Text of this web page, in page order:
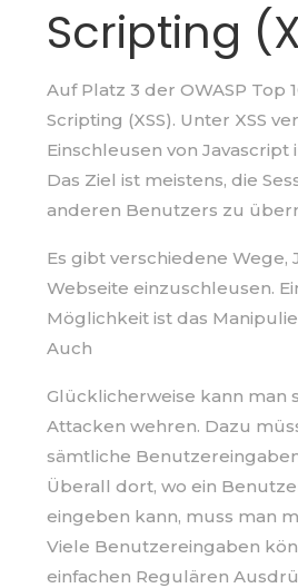
Scripting
Auf Platz 3 der OWASP Top
Scripting (XSS). Unter XSS
Einschleusen von Javascript
Das Ziel ist meistens, die
anderen Benutzers zu
Es gibt verschiedene Wege,
Webseite einzuschleusen.
Möglichkeit ist das
Auch
Glücklicherweise kann man
Attacken wehren. Dazu
sämtliche
Überall dort, wo ein
eingeben kann, muss man
Viele Benutzereingaben
einfachen Regulären